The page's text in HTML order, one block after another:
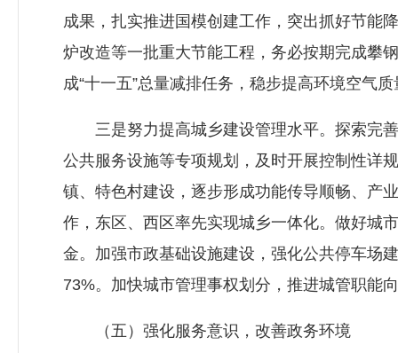
成果，扎实推进国模创建工作，突出抓好节能
炉改造等一批重大节能工程，务必按期完成攀
成“十一五”总量减排任务，稳步提高环境空气
三是努力提高城乡建设管理水平。探索完善
公共服务设施等专项规划，及时开展控制性详
镇、特色村建设，逐步形成功能传导顺畅、产
作，东区、西区率先实现城乡一体化。做好城
金。加强市政基础设施建设，强化公共停车场
73%。加快城市管理事权划分，推进城管职能
（五）强化服务意识，改善政务环境